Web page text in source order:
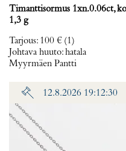
Timanttisormus 1xn.0.06ct,
1,3 g
Tarjous: 100 € (1)
Johtava huuto:hatala
Myyrmäen Pantti
12.8.2026 19:12:30